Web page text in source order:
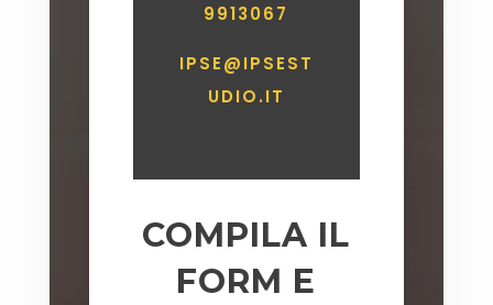
9913067
IPSE@IPSEST
UDIO.IT
COMPILA IL
FORM E